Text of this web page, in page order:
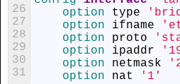
26
27
28
29
30
31
option type
option ifname
option proto
option ipaddr
option netmask
option nat '1'